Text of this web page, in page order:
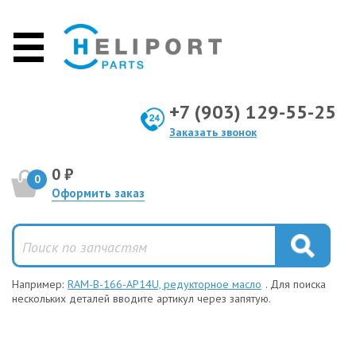
+7 (903) 129-55-25
Заказать звонок
0 0 ₽
Оформить заказ
Например: RAM-B-166-AP14U, редукторное масло . Для поиска
нескольких деталей вводите артикул через запятую.